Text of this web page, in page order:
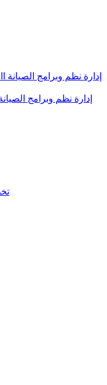
إدارة نظم وبرامج